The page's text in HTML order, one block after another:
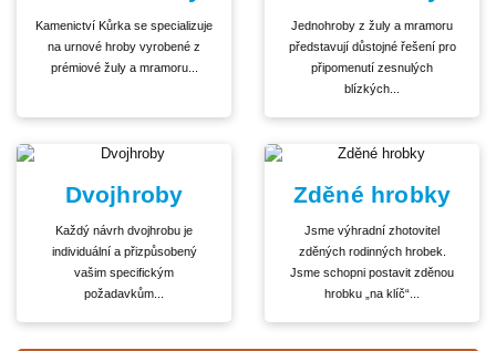
Kamenictví Kůrka se specializuje
na urnové hroby vyrobené z
prémiové žuly a mramoru...
Jednohroby z žuly a mramoru
představují důstojné řešení pro
připomenutí zesnulých
blízkých...
Dvojhroby
Každý návrh dvojhrobu je
individuální a přizpůsobený
vašim specifickým
požadavkům...
Zděné hrobky
Jsme výhradní zhotovitel
zděných rodinných hrobek.
Jsme schopni postavit zděnou
hrobku „na klíč“...